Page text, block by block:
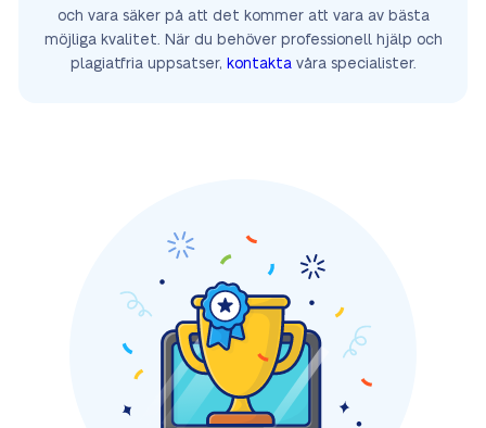
och vara säker på att det kommer att vara av bästa
möjliga kvalitet. När du behöver professionell hjälp och
plagiatfria uppsatser, kontaktavåra specialister.